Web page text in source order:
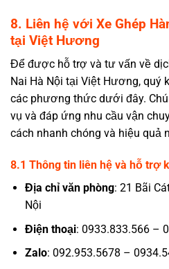
8. Liên hệ với Xe Ghép
tại Việt Hương
Để được hỗ trợ và tư vấn về
Nai Hà Nội tại Việt Hương, quý
các phương thức dưới đây.
vụ và đáp ứng nhu cầu vận
cách nhanh chóng và hiệu quả
8.1 Thông tin liên hệ và hỗ trợ
Địa chỉ văn phòng: 21 Bãi
Nội
Điện thoại: 0933.833.566 –
Zalo: 092.953.5678 –